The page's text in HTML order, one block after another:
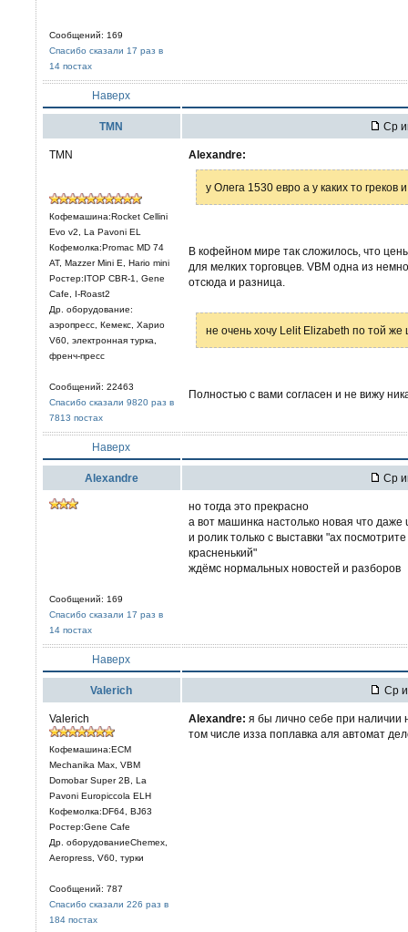
Сообщений: 169
Спасибо сказали 17 раз в
14 постах
Наверх
TMN Ср
TMN
Кофемашина:Rocket Cellini
Evo v2, La Pavoni EL
Кофемолка:Promac MD 74
AT, Mazzer Mini E, Hario mini
Ростер:ITOP CBR-1, Gene
Cafe, I-Roast2
Др. оборудование:
аэропресс, Кемекс, Харио
V60, электронная турка,
френч-пресс
Сообщений: 22463
Спасибо сказали 9820 раз в
7813 постах
Alexandre:
у Олега 1530 евро а у каких то греков
В кофейном мире так сложилось, что
для мелких торговцев. VBM одна из
отсюда и разница.
не очень хочу Lelit Elizabeth по той же
Полностью с вами согласен и не вижу
Наверх
Alexandre Ср
Сообщений: 169
Спасибо сказали 17 раз в
14 постах
но тогда это прекрасно
а вот машинка настолько новая что
и ролик только с выставки "ах
красненький"
ждёмс нормальных новостей и разборов
Наверх
Valerich Ср
Valerich
Кофемашина:ECM
Mechanika Max, VBM
Domobar Super 2B, La
Pavoni Europiccola ELH
Кофемолка:DF64, BJ63
Ростер:Gene Cafe
Др. оборудованиеChemex,
Aeropress, V60, турки
Сообщений: 787
Спасибо сказали 226 раз в
184 постах
Alexandre: я бы лично себе при наличии
том числе изза поплавка аля автомат